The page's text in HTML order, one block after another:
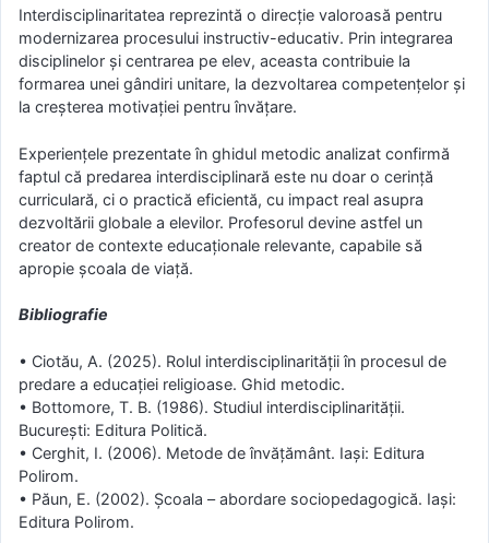
Interdisciplinaritatea reprezintă o direcție valoroasă pentru
modernizarea procesului instructiv-educativ. Prin integrarea
disciplinelor și centrarea pe elev, aceasta contribuie la
formarea unei gândiri unitare, la dezvoltarea competențelor și
la creșterea motivației pentru învățare.
Experiențele prezentate în ghidul metodic analizat confirmă
faptul că predarea interdisciplinară este nu doar o cerință
curriculară, ci o practică eficientă, cu impact real asupra
dezvoltării globale a elevilor. Profesorul devine astfel un
creator de contexte educaționale relevante, capabile să
apropie școala de viață.
Bibliografie
• Ciotău, A. (2025). Rolul interdisciplinarității în procesul de
predare a educației religioase. Ghid metodic.
• Bottomore, T. B. (1986). Studiul interdisciplinarității.
București: Editura Politică.
• Cerghit, I. (2006). Metode de învățământ. Iași: Editura
Polirom.
• Păun, E. (2002). Școala – abordare sociopedagogică. Iași:
Editura Polirom.